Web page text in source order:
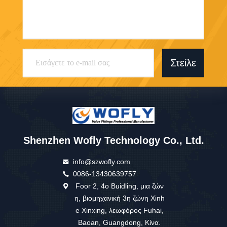
Στείλε
Shenzhen Wofly Technology Co., Ltd.
info@szwofly.com
0086-13430639757
Foor 2, 4ο Buidling, μια ζών
η, βιομηχανική 3η ζώνη Xinh
e Xinxing, λεωφόρος Fuhai,
Baoan, Guangdong, Κίνα.